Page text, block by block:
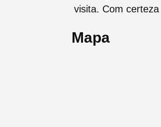
visita. Com
Mapa